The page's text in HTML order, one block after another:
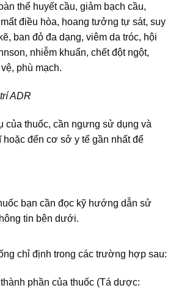
thể huyết cầu, giảm bạch cầu,
điều hòa, hoang tưởng tự sát, suy
ban đỏ đa dạng, viêm da tróc, hội
nhiễm khuẩn, chết đột ngột,
phù mạch.
ADR
của thuốc, cần ngưng sử dụng và
hoặc đến cơ sở y tế gần nhất để
bạn cần đọc kỹ hướng dẫn sử
tin bên dưới.
chỉ định trong các trường hợp sau:
phần của thuốc (Tá dược: